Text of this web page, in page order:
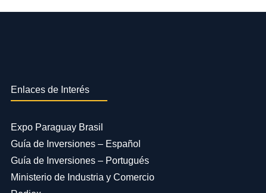
Enlaces de Interés
Expo Paraguay Brasil
Guía de Inversiones – Español
Guía de Inversiones – Portugués
Ministerio de Industria y Comercio